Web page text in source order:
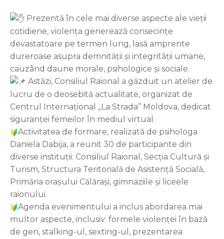
Prezentă în cele mai diverse aspecte ale vieții
cotidiene, violența generează consecințe
devastatoare pe termen lung, lasă amprente
dureroase asupra demnității și integrității umane,
cauzând daune morale, psihologice și sociale.
Astăzi, Consiliul Raional a găzduit un atelier de
lucru de o deosebită actualitate, organizat de
Centrul Internațional „La Strada” Moldova, dedicat
siguranței femeilor în mediul virtual.
Activitatea de formare, realizată de psihologa
Daniela Dabija, a reunit 30 de participante din
diverse instituții: Consiliul Raional, Secția Cultură și
Turism, Structura Teritorială de Asistență Socială,
Primăria orașului Călărași, gimnaziile și liceele
raionului.
Agenda evenimentului a inclus abordarea mai
multor aspecte, inclusiv: formele violenței în bază
de gen, stalking-ul, sexting-ul, prezentarea